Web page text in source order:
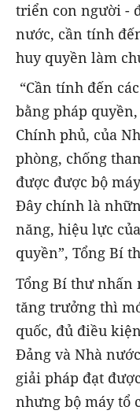
triển con người -
nước, cần tính
huy quyền làm
“Cần tính đến
bằng pháp
Chính phủ, của
phòng, chống
được được bộ
Đây chính là
năng, hiệu lực
quyền”, Tổng Bí
Tổng Bí thư nhấn
tăng trưởng thì
quốc, đủ điều
Đảng và Nhà
giải pháp đạt
nhưng bộ máy tổ